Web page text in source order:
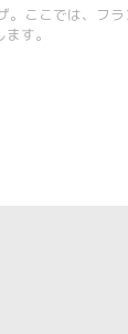
ここでは、フ
す。